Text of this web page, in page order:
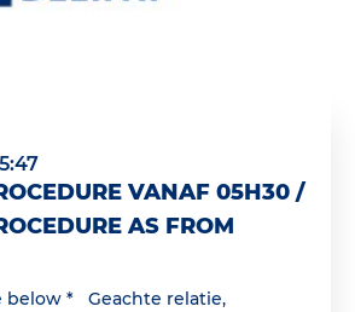
VANAF 05H30 /
AS FROM
below * Geachte relatie,